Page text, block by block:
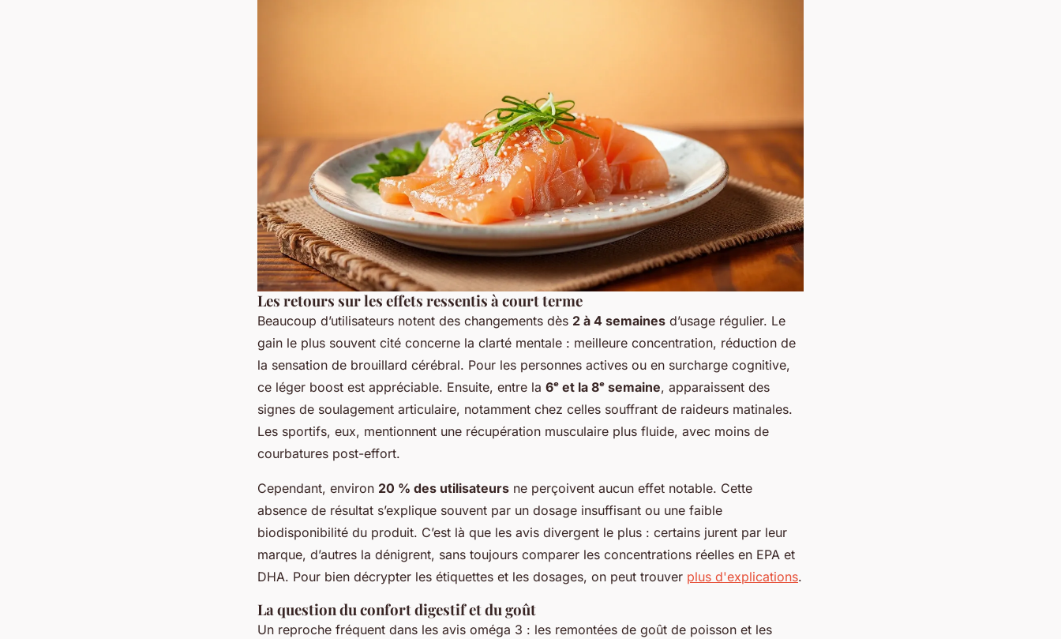
Les retours sur les effets ressentis à court terme
Beaucoup d’utilisateurs notent des changements dès 2 à 4 semaines d’usage régulier. Le
gain le plus souvent cité concerne la clarté mentale : meilleure concentration, réduction de
la sensation de brouillard cérébral. Pour les personnes actives ou en surcharge cognitive,
ce léger boost est appréciable. Ensuite, entre la 6ᵉ et la 8ᵉ semaine, apparaissent des
signes de soulagement articulaire, notamment chez celles souffrant de raideurs matinales.
Les sportifs, eux, mentionnent une récupération musculaire plus fluide, avec moins de
courbatures post-effort.
Cependant, environ 20 % des utilisateurs ne perçoivent aucun effet notable. Cette
absence de résultat s’explique souvent par un dosage insuffisant ou une faible
biodisponibilité du produit. C’est là que les avis divergent le plus : certains jurent par leur
marque, d’autres la dénigrent, sans toujours comparer les concentrations réelles en EPA et
DHA. Pour bien décrypter les étiquettes et les dosages, on peut trouver plus d'explications.
La question du confort digestif et du goût
Un reproche fréquent dans les avis oméga 3 : les remontées de goût de poisson et les